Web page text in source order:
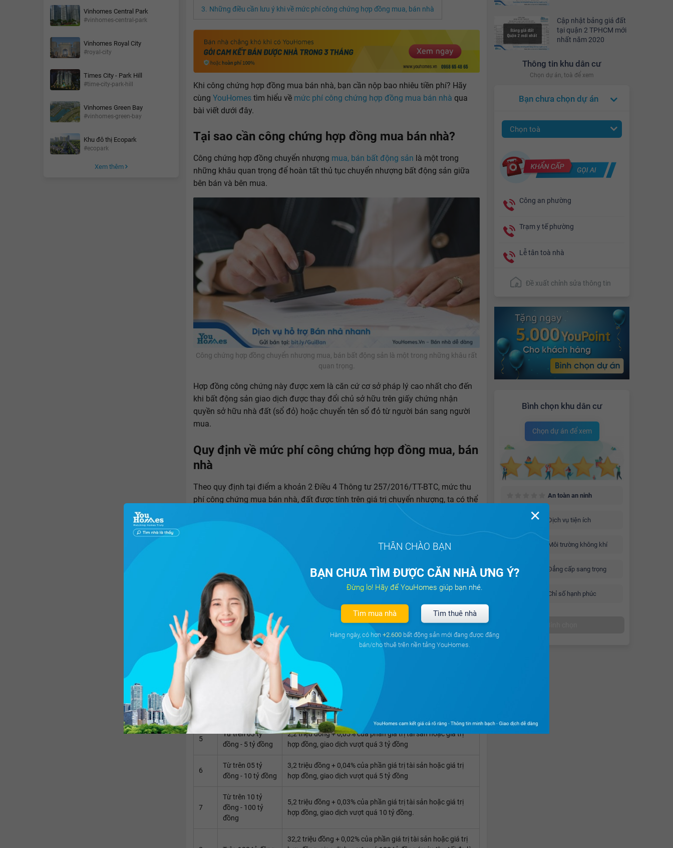
Vinhomes Central Park
#vinhomes-central-park
Vinhomes Royal City
#royal-city
Times City - Park Hill
#time-city-park-hill
Vinhomes Green Bay
#vinhomes-green-bay
Khu đô thị Ecopark
#ecopark
Xem thêm
Cập nhật bảng giá đất
tại quận 2 TPHCM mới
nhất năm 2020
Thông tin khu dân cư
Chọn dự án, toà để xem
Bạn chưa chọn dự án
Chọn toà
Công an phường
Trạm y tế phường
Lễ tân toà nhà
Đề xuất chỉnh sửa thông tin
Bình chọn khu dân cư
Chọn dự án để xem
An toàn an ninh
Dịch vụ tiện ích
Môi trường không khí
Đẳng cấp sang trọng
Chỉ số hạnh phúc
Những điều cần lưu ý khi về mức phí công chứng hợp đồng mua, bán nhà
Khi công chứng hợp đồng mua bán nhà, bạn cần nộp bao nhiêu tiền phí? Hãy
cùng YouHomes tìm hiểu về mức phí công chứng hợp đồng mua bán nhà qua
bài viết dưới đây.
Tại sao cần công chứng hợp đồng mua bán nhà?
Công chứng hợp đồng chuyển nhượng mua, bán bất động sản là một trong
những khâu quan trọng để hoàn tất thủ tục chuyển nhượng bất động sản giữa
bên bán và bên mua.
Công chứng hợp đồng chuyển nhượng mua, bán bất động sản là một trong những khâu rất
quan trọng.
Hợp đồng công chứng này được xem là căn cứ cơ sở pháp lý cao nhất cho đến
khi bất động sản giao dịch được thay đổi chủ sở hữu trên giấy chứng nhận
quyền sở hữu nhà đất (sổ đỏ) hoặc chuyển tên sổ đỏ từ người bán sang người
mua.
Quy định về mức phí công chứng hợp đồng mua, bán
nhà
Theo quy định tại điểm a khoản 2 Điều 4 Thông tư 257/2016/TT-BTC, mức thu
phí công chứng mua bán nhà, đất được tính trên giá trị chuyển nhượng, ta có thể
đồng giao dịch
(Đồng/ trường hợp)
1
Dưới 50 triệu
đồng
2
Từ 50 triệu đồng
- 100 triệu đồng
100.000
Từ trên 100 triệu
đồng - 01 tỷ đồng
0,1% giá trị tài sản hoặc giá trị hợp đồng, giao dịch
Từ trên 01 tỷ
đồng - 3 tỷ đồng
01 triệu đồng + 0,06% của phần giá trị tài sản hoặc giá trị
hợp đồng, giao dịch vượt quá 1 tỷ đồng
5
Từ trên 03 tỷ
đồng - 5 tỷ đồng
2,2 triệu đồng + 0,05% của phần giá trị tài sản hoặc giá trị
hợp đồng, giao dịch vượt quá 3 tỷ đồng
6
Từ trên 05 tỷ
đồng - 10 tỷ đồng
3,2 triệu đồng + 0,04% của phần giá trị tài sản hoặc giá trị
hợp đồng, giao dịch vượt quá 5 tỷ đồng
7
Từ trên 10 tỷ
đồng - 100 tỷ
đồng
5,2 triệu đồng + 0,03% của phần giá trị tài sản hoặc giá trị
hợp đồng, giao dịch vượt quá 10 tỷ đồng.
32,2 triệu đồng + 0,02% của phần giá trị tài sản hoặc giá trị
✕
THÂN CHÀO BẠN
BẠN CHƯA TÌM ĐƯỢC CĂN NHÀ ƯNG Ý?
Đừng lo! Hãy để YouHomes giúp bạn nhé.
Tìm mua nhà Tìm thuê nhà
Hàng ngày, có hơn +2.600 bất động sản mới đang được đăng
bán/cho thuê trên nền tảng YouHomes.